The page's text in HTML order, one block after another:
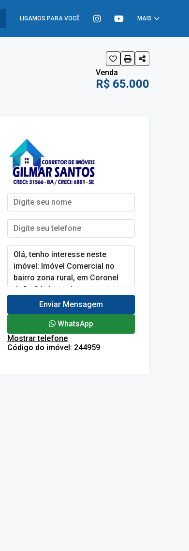
LIGAMOS PARA VOCÊ MAIS
Venda
R$ 65.000
Enviar Mensagem
WhatsApp
Mostrar telefone
Código do imóvel: 244959